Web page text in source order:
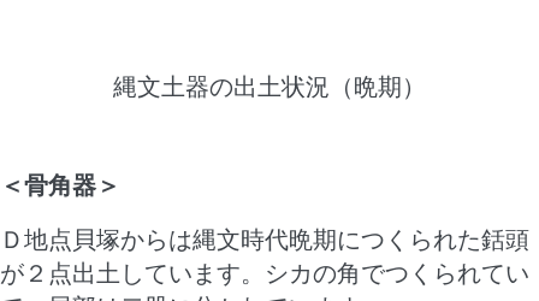
縄文土器の出土状況（晩期）
＜骨角器＞
Ｄ地点貝塚からは縄文時代晩期につくられた銛頭
が２点出土しています。シカの角でつくられてい